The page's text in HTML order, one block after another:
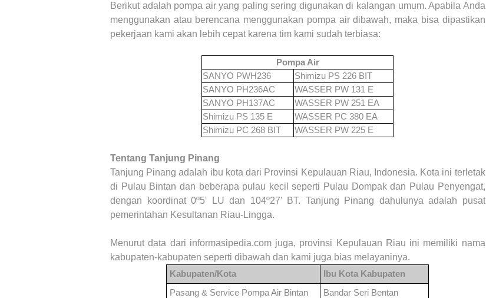
Berikut adalah pompa air yang paling sering digunakan di kalangan umum. Apabila Anda
menggunakan atau berencana menggunakan pompa air dibawah, maka bisa dipastikan
pekerjaan kami akan lebih cepat karena tim kami sudah terbiasa:
Pompa Air
SANYO PWH236
Shimizu PS 226 BIT
SANYO PH236AC
WASSER PW 131 E
SANYO PH137AC
WASSER PW 251 EA
Shimizu PS 135 E
WASSER PC 380 EA
Shimizu PC 268 BIT
WASSER PW 225 E
Tentang Tanjung Pinang
Tanjung Pinang adalah ibu kota dari Provinsi Kepulauan Riau, Indonesia. Kota ini terletak
di Pulau Bintan dan beberapa pulau kecil seperti Pulau Dompak dan Pulau Penyengat,
dengan koordinat 0º5' LU dan 104º27' BT. Tanjung Pinang dahulunya adalah pusat
pemerintahan Kesultanan Riau-Lingga.
Menurut data dari informasipedia.com juga, provinsi Kepulauan Riau ini memiliki nama
kabupaten-kabupaten seperti dibawah dan kami juga bias melayaninya.
Kabupaten/Kota
Ibu Kota Kabupaten
Pasang & Service Pompa Air Bintan
Bandar Seri Bentan